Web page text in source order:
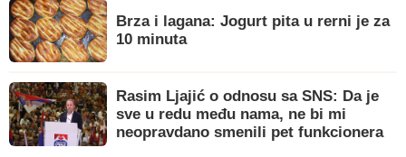
Brza i lagana: Jogurt pita u rerni je za
10 minuta
Rasim Ljajić o odnosu sa SNS: Da je
sve u redu među nama, ne bi mi
neopravdano smenili pet funkcionera